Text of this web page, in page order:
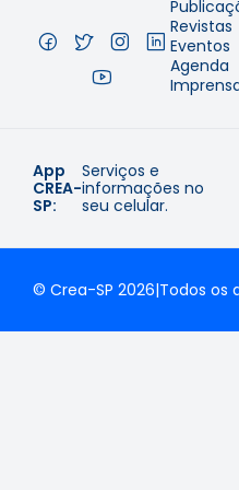
Revistas
Eventos
Agenda
App
CREA-
SP:
Serviços e
informações no
seu celular.
© Crea-SP 2026|Todos os